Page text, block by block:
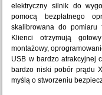
elektryczny silnik do
pomocą bezpłatnego
skalibrowana do
Klienci otrzymują
montażowy,
USB w bardzo atrakcyjnej
bardzo niski pobór prądu
myślą o stworzeniu